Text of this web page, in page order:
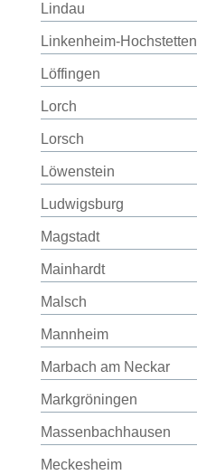
Lindau
Linkenheim-Hochstetten
Löffingen
Lorch
Lorsch
Löwenstein
Ludwigsburg
Magstadt
Mainhardt
Malsch
Mannheim
Marbach am Neckar
Markgröningen
Massenbachhausen
Meckesheim